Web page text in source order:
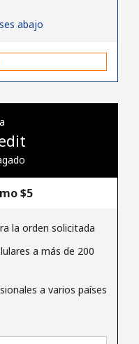
→
abajo
⁦$5⁩
la orden solicitada
a más de 200
a varios países